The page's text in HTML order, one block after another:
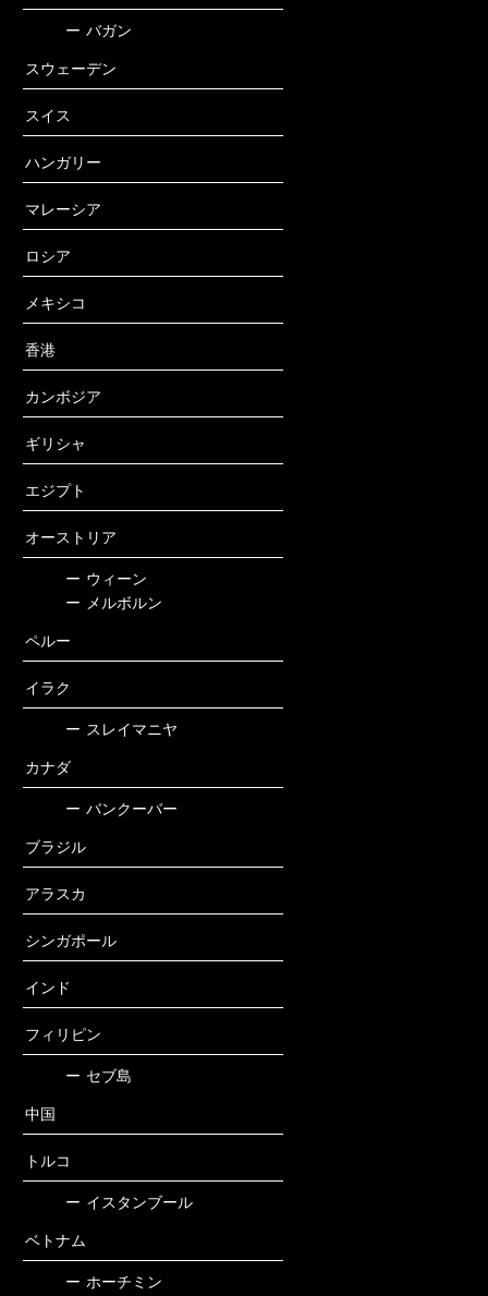
ー バガン
スウェーデン
スイス
ハンガリー
マレーシア
ロシア
メキシコ
香港
カンボジア
ギリシャ
エジプト
オーストリア
ー ウィーン
ー メルボルン
ペルー
イラク
ー スレイマニヤ
カナダ
ー バンクーバー
ブラジル
アラスカ
シンガポール
インド
フィリピン
ー セブ島
中国
トルコ
ー イスタンブール
ベトナム
ー ホーチミン